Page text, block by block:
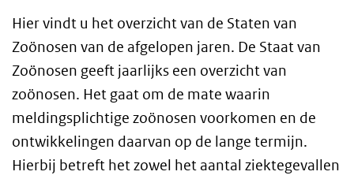
Hier vindt u het overzicht van de Staten van
Zoönosen van de afgelopen jaren. De Staat van
Zoönosen geeft jaarlijks een overzicht van
zoönosen. Het gaat om de mate waarin
meldingsplichtige zoönosen voorkomen en de
ontwikkelingen daarvan op de lange termijn.
Hierbij betreft het zowel het aantal ziektegevallen